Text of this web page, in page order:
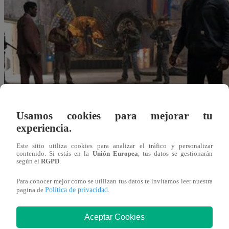
06 de marzo 2018
Usamos cookies para mejorar tu
experiencia.
Este sitio utiliza cookies para analizar el tráfico y personalizar
contenido. Si estás en la Unión Europea , tus datos se gestionarán
según el RGPD
Para conocer mejor como se utilizan tus datos te invitamos leer nuestra
pagina de Política de privacidad
Aceptar Cookies